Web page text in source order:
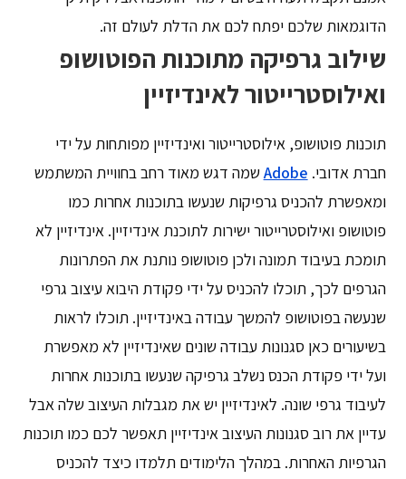
הדוגמאות שלכם יפתח לכם את הדלת לעולם זה.
שילוב גרפיקה מתוכנות הפוטושופ
ואילוסטרייטור לאינדיזיין
תוכנות פוטושופ, אילוסטרייטור ואינדיזיין מפותחות על ידי
חברת אדובי. Adobeשמה דגש מאוד רחב בחוויית המשתמש
ומאפשרת להכניס גרפיקות שנעשו בתוכנות אחרות כמו
פוטושופ ואילוסטרייטור ישירות לתוכנת אינדיזיין. אינדיזיין לא
תומכת בעיבוד תמונה ולכן פוטושופ נותנת את הפתרונות
הגרפים לכך, תוכלו להכניס על ידי פקודת היבוא עיצוב גרפי
שנעשה בפוטושופ להמשך עבודה באינדיזיין. תוכלו לראות
בשיעורים כאן סגנונות עבודה שונים שאינדיזיין לא מאפשרת
ועל ידי פקודת הכנס נשלב גרפיקה שנעשו בתוכנות אחרות
לעיבוד גרפי שונה. לאינדיזיין יש את מגבלות העיצוב שלה אבל
עדיין את רוב סגנונות העיצוב אינדיזיין תאפשר לכם כמו תוכנות
הגרפיות האחרות. במהלך הלימודים תלמדו כיצד להכניס